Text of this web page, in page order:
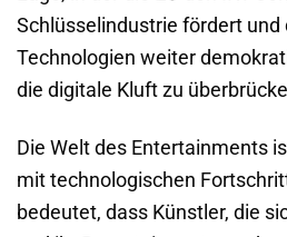
Schlüsselindustrie fördert und
Technologien weiter
die digitale Kluft zu
Die Welt des Entertainments
mit technologischen
bedeutet, dass Künstler, die